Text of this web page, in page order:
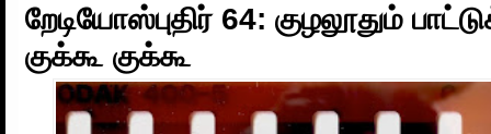
றேடியோஸ்புதிர் 64: குழலூதும்
குக்கூ குக்கூ